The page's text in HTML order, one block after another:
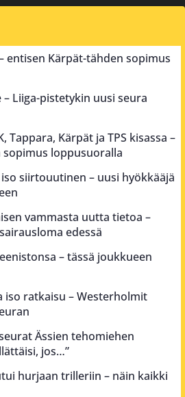
entisen Kärpät-tähden sopimus
– Liiga-pistetykin uusi seura
Tappara, Kärpät ja TPS kisassa –
sopimus loppusuoralla
siirtouutinen – uusi hyökkääjä
vammasta uutta tietoa –
edessä
– tässä joukkueen
iso ratkaisu – Westerholmit
Ässien tehomiehen
jos…”
hurjaan trilleriin – näin kaikki